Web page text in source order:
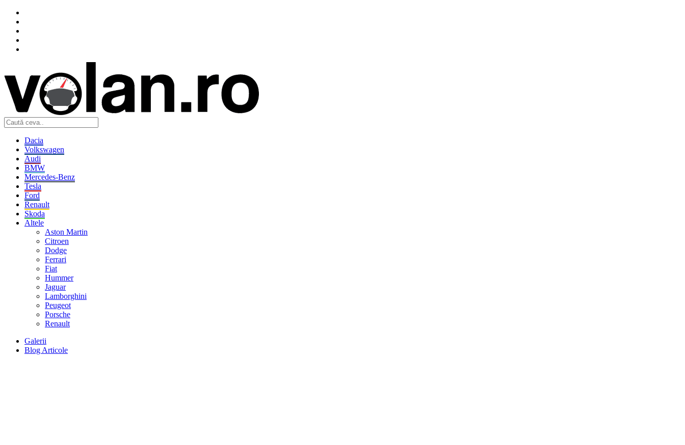
Dacia
Volkswagen
Audi
BMW
Mercedes-Benz
Tesla
Ford
Renault
Skoda
Altele
Aston Martin
Citroen
Dodge
Ferrari
Fiat
Hummer
Jaguar
Lamborghini
Peugeot
Porsche
Renault
Galerii
Blog Articole